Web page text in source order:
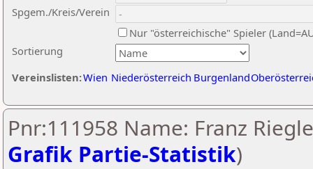
Sortierung
Spgem./Kreis/Verein
Nur "österreichische" Spieler
Vereinslisten:Wien Niederösterreich Burgenland
Pnr:111958 Name: Franz
Grafik Partie-Statistik)